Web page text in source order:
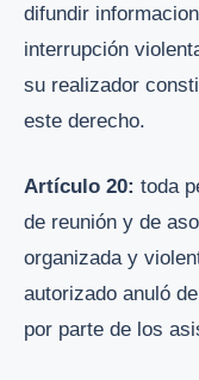
difundir
interrupción
su realizador
este derecho.
Artículo 20: toda
de reunión y de
organizada y
autorizado anuló
por parte de los